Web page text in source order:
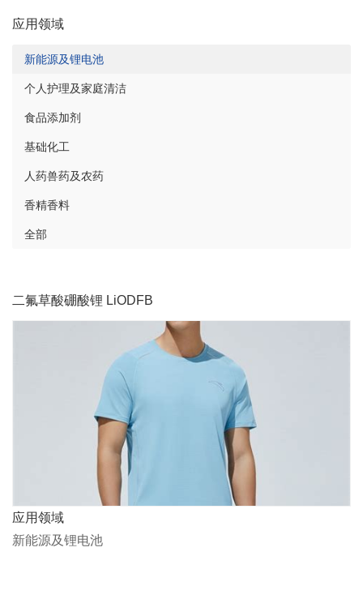
应用领域
新能源及锂电池
个人护理及家庭清洁
食品添加剂
基础化工
人药兽药及农药
香精香料
全部
二氟草酸硼酸锂 LiODFB
应用领域
新能源及锂电池